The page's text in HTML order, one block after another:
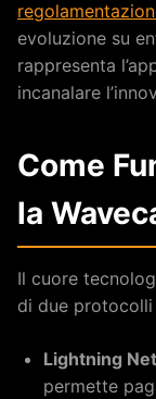
evoluzione su
rappresenta
incanalare
Come
la
Il cuore
di due
Lightning
permette